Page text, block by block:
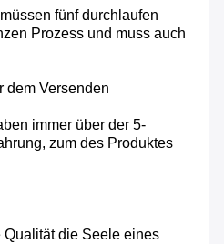
fünf durchlaufen
Prozess und muss auch
dem Versenden
immer über der 5-
zum des Produktes
die Seele eines